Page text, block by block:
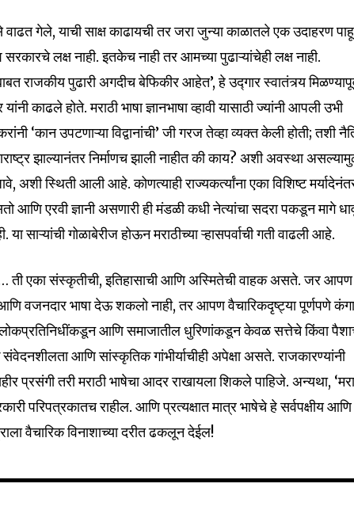
गेले, याची साक्ष काढायची तर जरा जुन्या काळातले एक उदाहरण
लक्ष नाही. इतकेच नाही तर आमच्या पुढाऱ्यांचेही लक्ष नाही.
राजकीय पुढारी अगदीच बेफिकीर आहेत’, हे उद्गार स्वातंत्र्य
काढले होते. मराठी भाषा ज्ञानभाषा व्हावी यासाठी ज्यांनी आपली उभी
‘कान उपटणाऱ्या विद्वानांची’ जी गरज तेव्हा व्यक्त केली होती; तशी
झाल्यानंतर निर्माणच झाली नाहीत की काय? अशी अवस्था
अशी स्थिती आली आहे. कोणत्याही राज्यकर्त्यांना एका विशिष्ट
आणि एरवी ज्ञानी असणारी ही मंडळी कधी नेत्यांचा सदरा पकडून मागे
या साऱ्यांची गोळाबेरीज होऊन मराठीच्या ऱ्हासपर्वाची गती वाढली आहे.
ती एका संस्कृतीची, इतिहासाची आणि अस्मितेची वाहक असते. जर आपण
वजनदार भाषा देऊ शकलो नाही, तर आपण वैचारिकदृष्ट्या पूर्णपणे
आणि समाजातील धुरिणांकडून केवळ सत्तेचे किंवा
आणि सांस्कृतिक गांभीर्याचीही अपेक्षा असते. राजकारण्यांनी
प्रसंगी तरी मराठी भाषेचा आदर राखायला शिकले पाहिजे. अन्यथा,
परिपत्रकातच राहील. आणि प्रत्यक्षात मात्र भाषेचे हे सर्वपक्षीय आणि
वैचारिक विनाशाच्या दरीत ढकलून देईल!